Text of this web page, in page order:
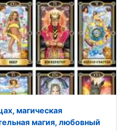
магическая
магия, любовный